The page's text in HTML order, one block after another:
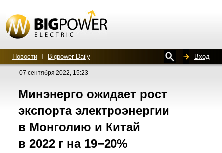
Новости Bigpower Daily Вход
07 сентября 2022, 15:23
Минэнерго ожидает рост
экспорта электроэнергии
в Монголию и Китай
в 2022 г на 19−20%